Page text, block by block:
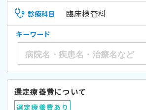
診療科目 臨床検査科
キーワード
選定療養費について
選定療養費あり